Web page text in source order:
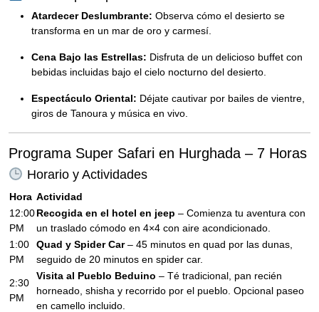
Atardecer Deslumbrante: Observa cómo el desierto se
transforma en un mar de oro y carmesí.
Cena Bajo las Estrellas: Disfruta de un delicioso buffet con
bebidas incluidas bajo el cielo nocturno del desierto.
Espectáculo Oriental: Déjate cautivar por bailes de vientre,
giros de Tanoura y música en vivo.
Programa Super Safari en Hurghada – 7 Horas
Horario y Actividades
Hora Actividad
12:00
PM
Recogida en el hotel en jeep – Comienza tu aventura con
un traslado cómodo en 4×4 con aire acondicionado.
1:00
PM
Quad y Spider Car– 45 minutos en quad por las dunas,
seguido de 20 minutos en spider car.
2:30
PM
Visita al Pueblo Beduino – Té tradicional, pan recién
horneado, shisha y recorrido por el pueblo. Opcional paseo
en camello incluido.